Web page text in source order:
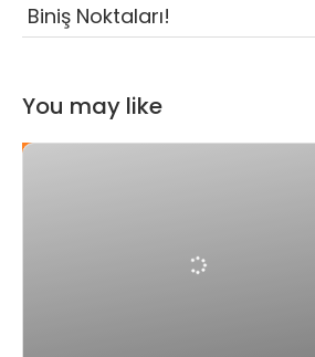
Biniş Noktaları!
You may like